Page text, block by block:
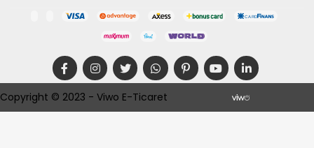
Copyright © 2023 - Viwo E-Ticaret